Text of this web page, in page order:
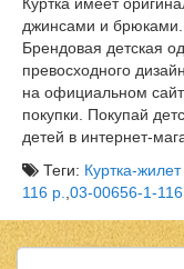
Куртка имеет
джинсами и брюками.
Брендовая детская
превосходного
на официальном
покупки. Покупай
детей в интернет-
Теги: Куртка-
116 р.,03-00656-1-116